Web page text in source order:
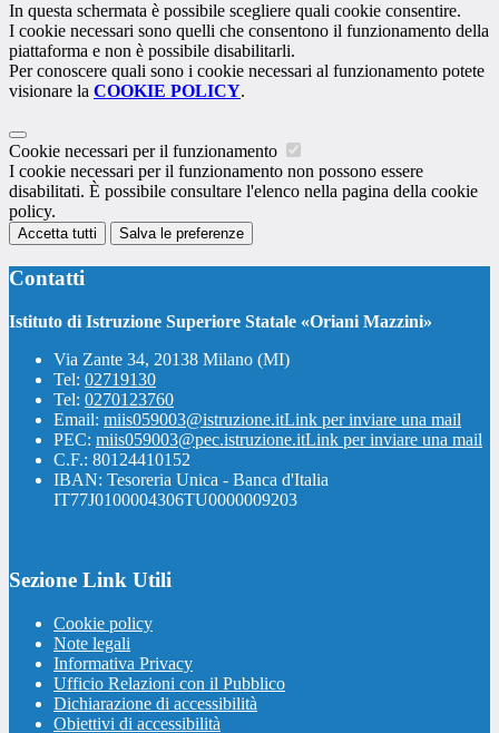
In questa schermata è possibile scegliere quali cookie consentire.
I cookie necessari sono quelli che consentono il funzionamento della
piattaforma e non è possibile disabilitarli.
Per conoscere quali sono i cookie necessari al funzionamento potete
visionare la COOKIE POLICY.
Cookie necessari per il funzionamento
I cookie necessari per il funzionamento non possono essere
disabilitati. È possibile consultare l'elenco nella pagina della cookie
policy.
Accetta tutti Salva le preferenze
Contatti
Istituto di Istruzione Superiore Statale «Oriani Mazzini»
Via Zante 34, 20138 Milano (MI)
Tel: 02719130
Tel: 0270123760
Email: miis059003@istruzione.itLink per inviare una mail
PEC: miis059003@pec.istruzione.itLink per inviare una mail
C.F.: 80124410152
IBAN: Tesoreria Unica - Banca d'Italia
IT77J0100004306TU0000009203
Sezione Link Utili
Cookie policy
Note legali
Informativa Privacy
Ufficio Relazioni con il Pubblico
Dichiarazione di accessibilità
Obiettivi di accessibilità